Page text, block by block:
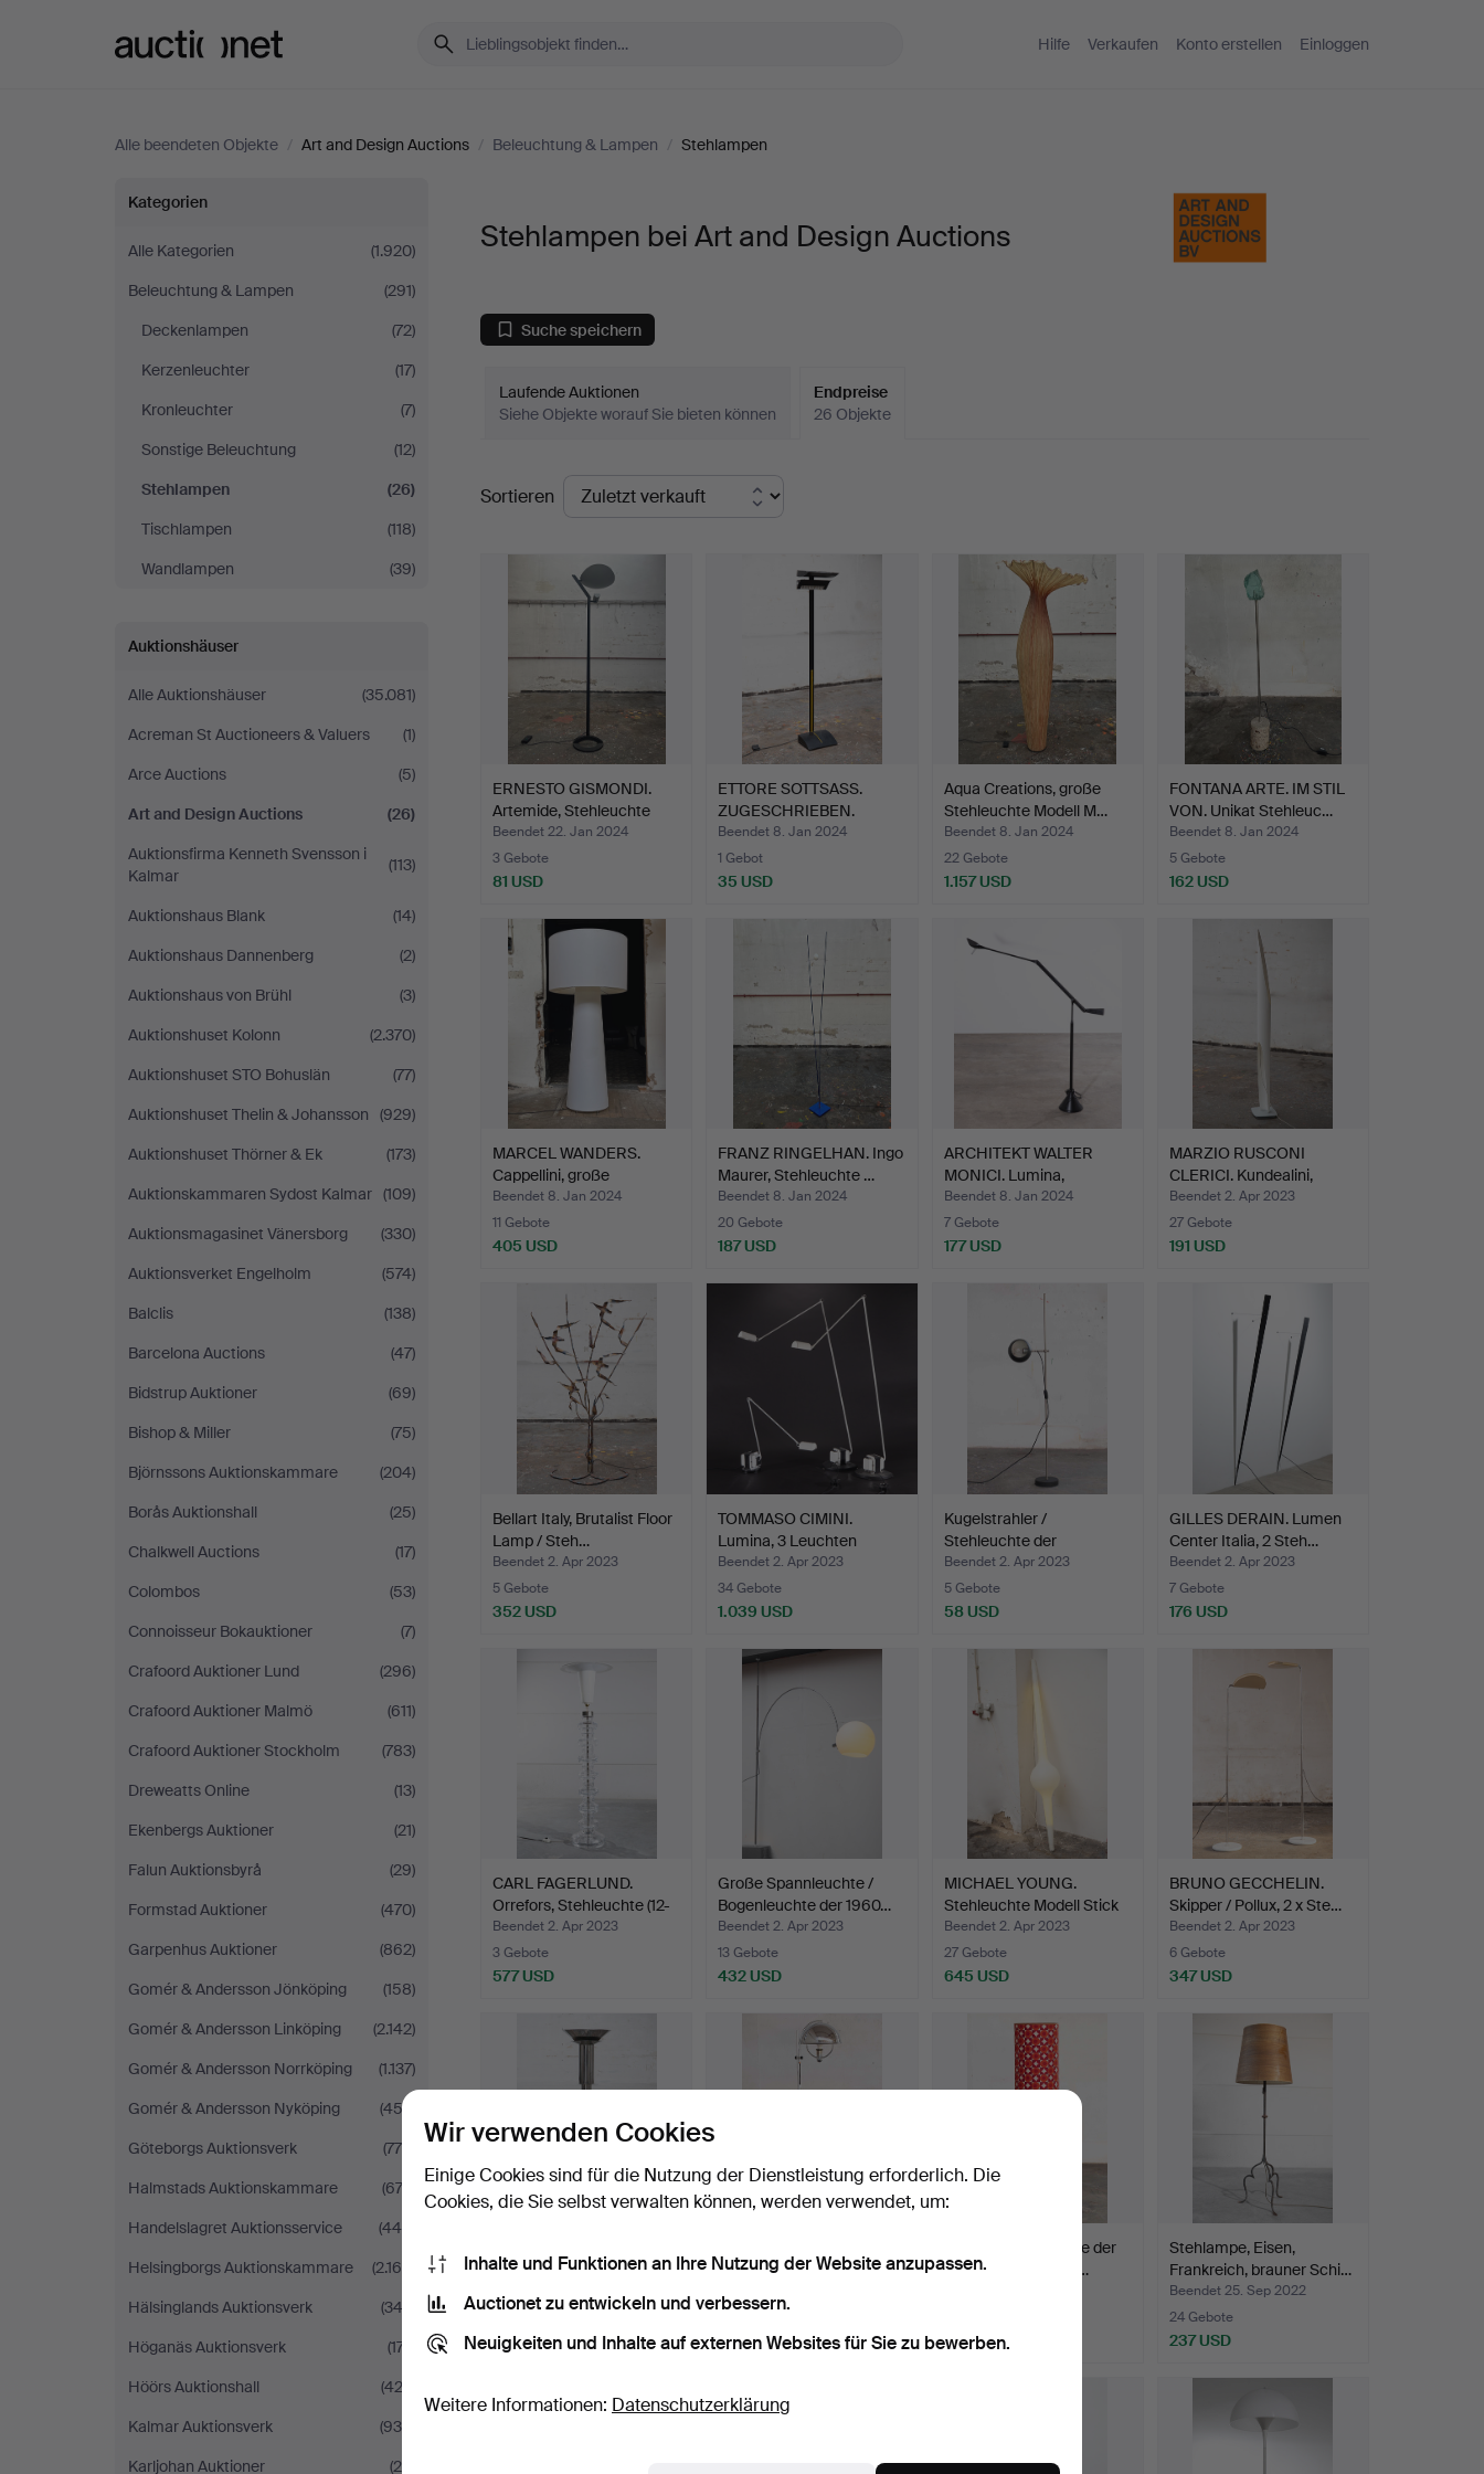
Hilfe Verkaufen Konto erstellen Einloggen
Alle beendeten Objekte / Art and Design Auctions / Beleuchtung & Lampen / Stehlampen
Stehlampen
bei
Art
and
Design
Auctions
Kategorien
Alle Kategorien
(1.920)
Beleuchtung & Lampen
(291)
Deckenlampen
(72)
Kerzenleuchter
(17)
Kronleuchter
(7)
Sonstige Beleuchtung
(12)
Stehlampen
(26)
Tischlampen
(118)
Wandlampen
(39)
Auktionshäuser
Alle Auktionshäuser
(35.081)
Acreman St Auctioneers & Valuers
(1)
Arce Auctions
(5)
Art and Design Auctions
(26)
Auktionsfirma Kenneth Svensson i
Kalmar
(113)
Auktionshaus Blank
(14)
Auktionshaus Dannenberg
(2)
Auktionshaus von Brühl
(3)
Auktionshuset Kolonn
(2.370)
Auktionshuset STO Bohuslän
(77)
Auktionshuset Thelin & Johansson
(929)
Auktionshuset Thörner & Ek
(173)
Auktionskammaren Sydost Kalmar (109)
Auktionsmagasinet Vänersborg
(330)
Auktionsverket Engelholm
(574)
Balclis
(138)
Barcelona Auctions
(47)
Bidstrup Auktioner
(69)
Bishop & Miller
(75)
Björnssons Auktionskammare
(204)
Borås Auktionshall
(25)
Chalkwell Auctions
(17)
Colombos
(53)
Connoisseur Bokauktioner
(7)
Crafoord Auktioner Lund
(296)
Crafoord Auktioner Malmö
(611)
Crafoord Auktioner Stockholm
(783)
Dreweatts Online
(13)
Ekenbergs Auktioner
(21)
Falun Auktionsbyrå
(29)
Formstad Auktioner
(470)
Garpenhus Auktioner
(862)
Gomér & Andersson Jönköping
(158)
Gomér & Andersson Linköping
(2.142)
Gomér & Andersson Norrköping
(1.137)
Gomér & Andersson Nyköping
(453)
Göteborgs Auktionsverk
(770)
Halmstads Auktionskammare
(674)
Handelslagret Auktionsservice
(448)
Helsingborgs Auktionskammare
(2.168)
Hälsinglands Auktionsverk
(343)
Höganäs Auktionsverk
(177)
Höörs Auktionshall
(422)
Kalmar Auktionsverk
(930)
Karljohan Auktioner
(20)
Stehlampen bei Art and Design Auctions
Suche speichern
Laufende Auktionen
Siehe Objekte worauf Sie bieten können
Endpreise
26 Objekte
Endpreise
Sortieren
ERNESTO GISMONDI.
Artemide, Stehleuchte
Mo…
Beendet 22. Jan 2024
3 Gebote
81 USD
ETTORE SOTTSASS.
ZUGESCHRIEBEN.
Ansorg, St…
Beendet 8. Jan 2024
1 Gebot
35 USD
Aqua Creations, große
Stehleuchte Modell M…
Beendet 8. Jan 2024
22 Gebote
1.157 USD
FONTANA ARTE. IM STIL
VON. Unikat Stehleuc…
Beendet 8. Jan 2024
5 Gebote
162 USD
MARCEL WANDERS.
Cappellini, große
Stehleuc…
Beendet 8. Jan 2024
11 Gebote
405 USD
FRANZ RINGELHAN. Ingo
Maurer, Stehleuchte …
Beendet 8. Jan 2024
20 Gebote
187 USD
ARCHITEKT WALTER
MONICI. Lumina,
Stehleuch…
Beendet 8. Jan 2024
7 Gebote
177 USD
MARZIO RUSCONI
CLERICI. Kundealini,
Stehle…
Beendet 2. Apr 2023
27 Gebote
191 USD
Bellart Italy, Brutalist Floor
Lamp / Steh…
Beendet 2. Apr 2023
5 Gebote
352 USD
TOMMASO CIMINI.
Lumina, 3 Leuchten
Modell …
Beendet 2. Apr 2023
34 Gebote
1.039 USD
Kugelstrahler /
Stehleuchte der
1960/70er …
Beendet 2. Apr 2023
5 Gebote
58 USD
GILLES DERAIN. Lumen
Center Italia, 2 Steh…
Beendet 2. Apr 2023
7 Gebote
176 USD
CARL FAGERLUND.
Orrefors, Stehleuchte (12-
…
Beendet 2. Apr 2023
3 Gebote
577 USD
Große Spannleuchte /
Bogenleuchte der 1960…
Beendet 2. Apr 2023
13 Gebote
432 USD
MICHAEL YOUNG.
Stehleuchte Modell Stick
Li…
Beendet 2. Apr 2023
27 Gebote
645 USD
BRUNO GECCHELIN.
Skipper / Pollux, 2 x Ste…
Beendet 2. Apr 2023
6 Gebote
347 USD
Strahler Leuchte …
35 USD
ZUGESCHRIEBEN.
Schwenkbare…
220 USD
OP ART. Stehleuchte der
1960er Jahre (23-3…
41 USD
Stehlampe, Eisen,
Frankreich, brauner Schi…
Beendet 25. Sep 2022
24 Gebote
237 USD
Wir verwenden Cookies
Einige Cookies sind für die Nutzung der Dienstleistung erforderlich. Die
Cookies, die Sie selbst verwalten können, werden verwendet, um:
Inhalte und Funktionen an Ihre Nutzung der Website anzupassen.
Auctionet zu entwickeln und verbessern.
Neuigkeiten und Inhalte auf externen Websites für Sie zu bewerben.
Weitere Informationen: Datenschutzerklärung